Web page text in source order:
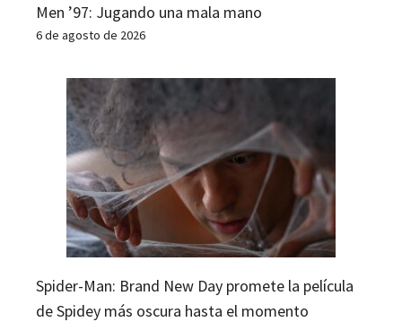
Men ’97: Jugando una mala mano
6 de agosto de 2026
Spider-Man: Brand New Day promete la película
de Spidey más oscura hasta el momento